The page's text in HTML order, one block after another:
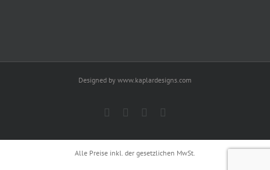
Designed by www.kaplardesigns.com
Facebook
TwitterInstagram
Alle Preise inkl. der gesetzlichen MwSt.